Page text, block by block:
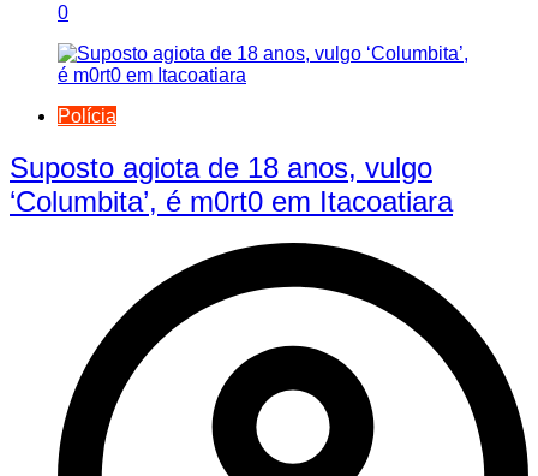
0
Polícia
Suposto agiota de 18 anos, vulgo
‘Columbita’, é m0rt0 em Itacoatiara